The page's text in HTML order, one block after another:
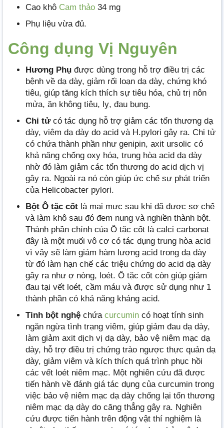
Cao khô Cam thảo 34 mg
Phụ liệu vừa đủ.
Công dụng Vị Nguyên
Hương Phụ được dùng trong hỗ trợ điều trị các
bệnh về dạ dày, giảm rối loạn dạ dày, chứng khó
tiêu, giúp tăng kích thích sự tiêu hóa, chủ trị nôn
mửa, ăn không tiêu, lỵ, đau bụng.
Chi tửcó tác dụng hỗ trợ giảm các tổn thương dạ
dày, viêm dạ dày do acid và H.pylori gây ra. Chi tử
có chứa thành phần như genipin, axit ursolic có
khả năng chống oxy hóa, trung hòa acid dạ dày
nhờ đó làm giảm các tổn thương do acid dịch vị
gây ra. Ngoài ra nó còn giúp ức chế sự phát triển
của Helicobacter pylori.
Bột Ô tặc cốt là mai mực sau khi đã được sơ chế
và làm khô sau đó đem nung và nghiền thành bột.
Thành phần chính của Ô tặc cốt là calci carbonat
đây là một muối vô cơ có tác dụng trung hòa acid
vì vậy sẽ làm giảm hàm lượng acid trong dạ dày
từ đó làm hạn chế các triệu chứng do acid dạ dày
gây ra như ợ nòng, loét. Ô tặc cốt còn giúp giảm
đau tại vết loét, cầm máu và được sử dụng như 1
thành phần có khả năng kháng acid.
Tinh bột nghệ chứa curcumin có hoạt tính sinh
ngăn ngừa tình trạng viêm, giúp giảm đau dạ dày,
làm giảm axit dịch vị dạ dày, bảo vệ niêm mạc dạ
dày, hỗ trợ điều trị chứng trào ngược thực quản dạ
dày, giảm viêm và kích thích quá trình phục hồi
các vết loét niêm mạc. Một nghiên cứu đã được
tiến hành về đánh giá tác dụng của curcumin trong
việc bảo vệ niêm mạc dạ dày chống lại tổn thương
niêm mạc dạ dày do căng thẳng gây ra. Nghiên
cứu được tiến hành trên động vật thí nghiệm là